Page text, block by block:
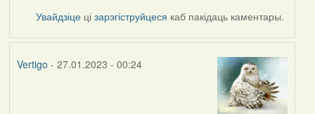
Увайдзіце цізарэгіструйцеся каб пакідаць каментары.
Vertigo - 27.01.2023 - 00:24